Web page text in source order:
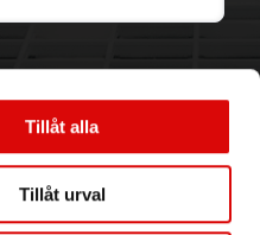
Tillåt alla
Tillåt urval